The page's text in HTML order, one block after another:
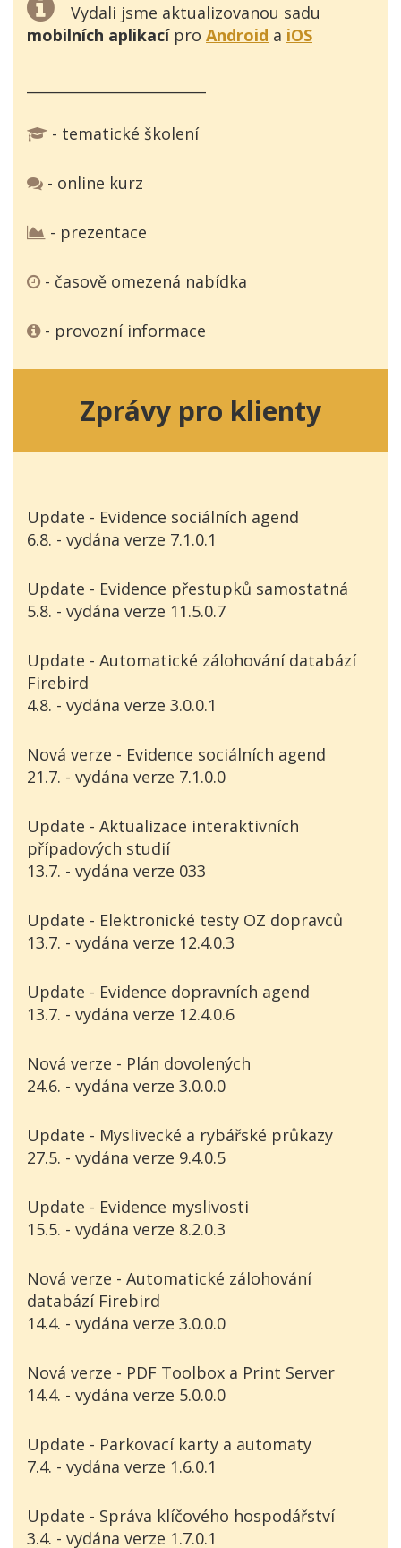
Vydali jsme aktualizovanou sadu
mobilních aplikacípro Android a iOS
- tematické školení
- online kurz
- prezentace
- časově omezená nabídka
- provozní informace
Zprávy pro klienty
Update - Evidence sociálních agend
6.8. - vydána verze 7.1.0.1
Update - Evidence přestupků samostatná
5.8. - vydána verze 11.5.0.7
Update - Automatické zálohování databází
Firebird
4.8. - vydána verze 3.0.0.1
Nová verze - Evidence sociálních agend
21.7. - vydána verze 7.1.0.0
Update - Aktualizace interaktivních
případových studií
13.7. - vydána verze 033
Update - Elektronické testy OZ dopravců
13.7. - vydána verze 12.4.0.3
Update - Evidence dopravních agend
13.7. - vydána verze 12.4.0.6
Nová verze - Plán dovolených
24.6. - vydána verze 3.0.0.0
Update - Myslivecké a rybářské průkazy
27.5. - vydána verze 9.4.0.5
Update - Evidence myslivosti
15.5. - vydána verze 8.2.0.3
Nová verze - Automatické zálohování
databází Firebird
14.4. - vydána verze 3.0.0.0
Nová verze - PDF Toolbox a Print Server
14.4. - vydána verze 5.0.0.0
Update - Parkovací karty a automaty
7.4. - vydána verze 1.6.0.1
Update - Správa klíčového hospodářství
3.4. - vydána verze 1.7.0.1